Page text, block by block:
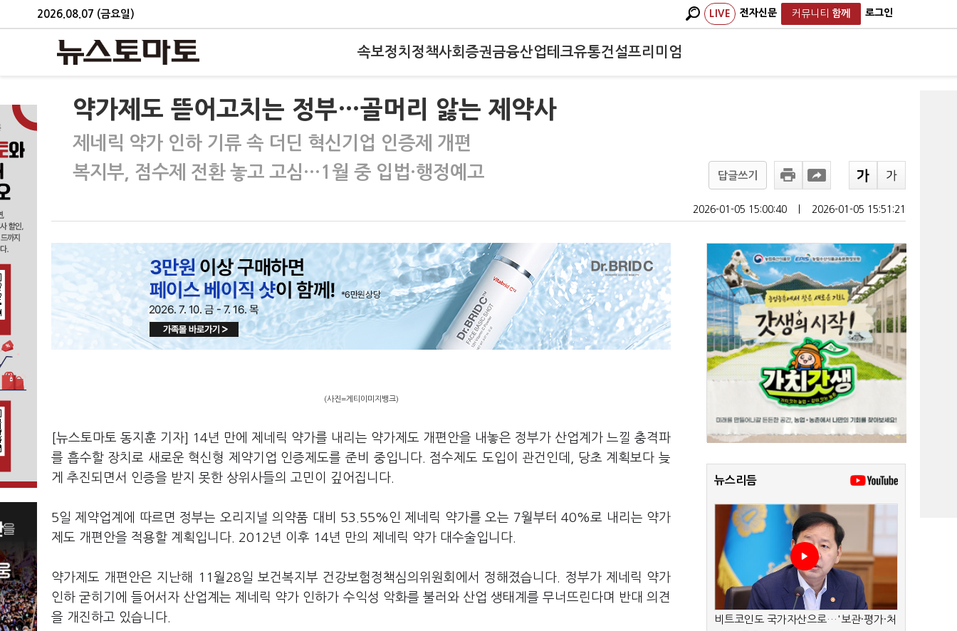
2026.08.07 (금요일) LIVE 전자신문 커뮤니티 함께 로그인
속보정치 정책사회 증권금융산업테크유통건설프리미엄
약가제도 뜯어고치는 정부…골머리 앓는 제약사
제네릭 약가 인하 기류 속 더딘 혁신기업 인증제 개편
복지부, 점수제 전환 놓고 고심…1월 중 입법·행정예고
답글쓰기
2026-01-05 15:00:40 2026-01-05 15:51:21
(사진=게티이미지뱅크)
[뉴스토마토 동지훈 기자] 14년 만에 제네릭 약가를 내리는 약가제도 개편안을 내놓은 정부가 산업계가 느낄 충격파
를 흡수할 장치로 새로운 혁신형 제약기업 인증제도를 준비 중입니다. 점수제도 도입이 관건인데, 당초 계획보다 늦
게 추진되면서 인증을 받지 못한 상위사들의 고민이 깊어집니다.
5일 제약업계에 따르면 정부는 오리지널 의약품 대비 53.55%인 제네릭 약가를 오는 7월부터 40%로 내리는 약가
제도 개편안을 적용할 계획입니다. 2012년 이후 14년 만의 제네릭 약가 대수술입니다.
약가제도 개편안은 지난해 11월28일 보건복지부 건강보험정책심의위원회에서 정해졌습니다. 정부가 제네릭 약가
인하 굳히기에 들어서자 산업계는 제네릭 약가 인하가 수익성 악화를 불러와 산업 생태계를 무너뜨린다며 반대 의견
을 개진하고 있습니다.
뉴스리듬
비트코인도 국가자산으로…'보관·평가·처